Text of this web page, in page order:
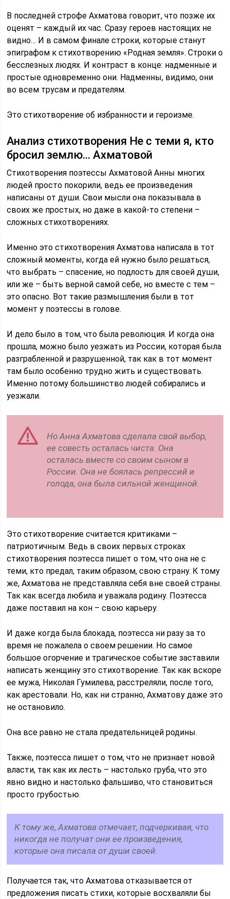
В последней строфе Ахматова говорит, что позже их
оценят – каждый их час. Сразу героев настоящих не
видно… И в самом финале строки, которые станут
эпиграфом к стихотворению «Родная земля». Строки о
бесслезных людях. И контраст в конце: надменные и
простые одновременно они. Надменны, видимо, они
во всем трусам и предателям.
Это стихотворение об избранности и героизме.
Анализ стихотворения Не с теми я, кто
бросил землю… Ахматовой
Стихотворения поэтессы Ахматовой Анны многих
людей просто покорили, ведь ее произведения
написаны от души. Свои мысли она показывала в
своих же простых, но даже в какой-то степени –
сложных стихотворениях.
Именно это стихотворения Ахматова написала в тот
сложный моменты, когда ей нужно было решаться,
что выбрать – спасение, но подлость для своей души,
или же – быть верной самой себе, но вместе с тем –
это опасно. Вот такие размышления были в тот
момент у поэтессы в голове.
И дело было в том, что была революция. И когда она
прошла, можно было уезжать из России, которая была
разграбленной и разрушенной, так как в тот момент
там было особенно трудно жить и существовать.
Именно потому большинство людей собирались и
уезжали.
Но Анна Ахматова сделала свой выбор,
ее совесть осталась чиста. Она
осталась вместе со своим сыном в
России. Она не боялась репрессий и
голода, она была сильной женщиной.
Это стихотворение считается критиками –
патриотичным. Ведь в своих первых строках
стихотворения поэтесса пишет о том, что она не с
теми, кто предал, таким образом, свою страну. К тому
же, Ахматова не представляла себя вне своей страны.
Так как всегда любила и уважала родину. Поэтесса
даже поставил на кон – свою карьеру.
И даже когда была блокада, поэтесса ни разу за то
время не пожалела о своем решении. Но самое
большое огорчение и трагическое событие заставили
написать женщину это стихотворение. Так как вскоре
ее мужа, Николая Гумилева, расстреляли, после того,
как арестовали. Но, как ни странно, Ахматову даже это
не остановило.
Она все равно не стала предательницей родины.
Также, поэтесса пишет о том, что не признает новой
власти, так как их лесть – настолько груба, что это
явно видно и настолько фальшиво, что становиться
просто грубостью.
К тому же, Ахматова отмечает, подчеркивая, что
никогда не получат они ее произведения,
которые она писала от души своей.
Получается так, что Ахматова отказывается от
предложения писать стихи, которые восхваляли бы